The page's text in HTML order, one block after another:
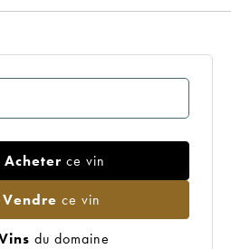
Acheter ce vin
Vendre ce vin
du domaine